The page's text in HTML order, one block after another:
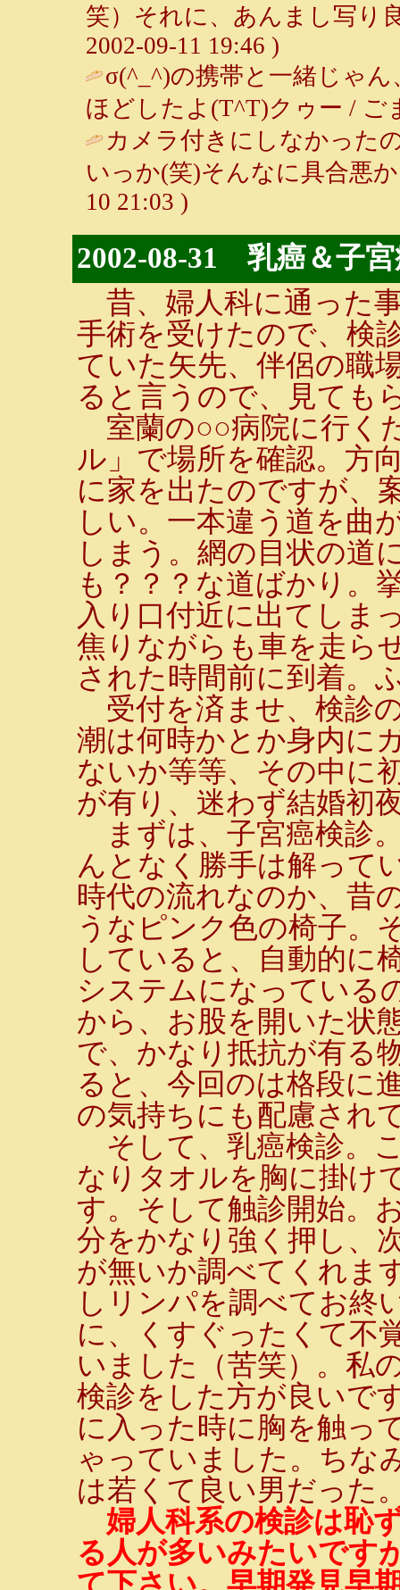
笑）それに、あんまし写り
2002-09-11 19:46 )
σ(^_^)の携帯と一緒じゃ
ほどしたよ(T^T)クゥー / ご
カメラ付きにしなかった
いっか(笑)そんなに具合悪
10 21:03 )
2002-08-31 乳癌＆子
昔、婦人科に通った
手術を受けたので、検
ていた矢先、伴侶の職
ると言うので、見ても
室蘭の○○病院に行く
ル」で場所を確認。方
に家を出たのですが、
しい。一本違う道を曲
しまう。網の目状の道
も？？？な道ばかり。
入り口付近に出てしま
焦りながらも車を走ら
された時間前に到着。
受付を済ませ、検診
潮は何時かとか身内に
ないか等等、その中に
が有り、迷わず結婚初
まずは、子宮癌検診
んとなく勝手は解って
時代の流れなのか、昔
うなピンク色の椅子。
していると、自動的に
システムになっている
から、お股を開いた状
で、かなり抵抗が有る
ると、今回のは格段に
の気持ちにも配慮され
そして、乳癌検診。
なりタオルを胸に掛け
す。そして触診開始。
分をかなり強く押し、
が無いか調べてくれま
しリンパを調べてお終
に、くすぐったくて不
いました（苦笑）。私
検診をした方が良いで
に入った時に胸を触っ
ゃっていました。ちな
は若くて良い男だった
婦人科系の検診は恥
る人が多いみたいです